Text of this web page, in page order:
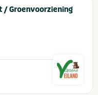
/ Groenvoorziening